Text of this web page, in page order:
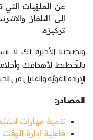
عن الملهّيات
إلى التلفاز
تركيزه.
ونصيحتنا الأخيرة لك
بالتّخطيط لأهدافك
الإرادة القويّة والقليل من
المصادر:
تنمية مهارات
فاعلية إدارة